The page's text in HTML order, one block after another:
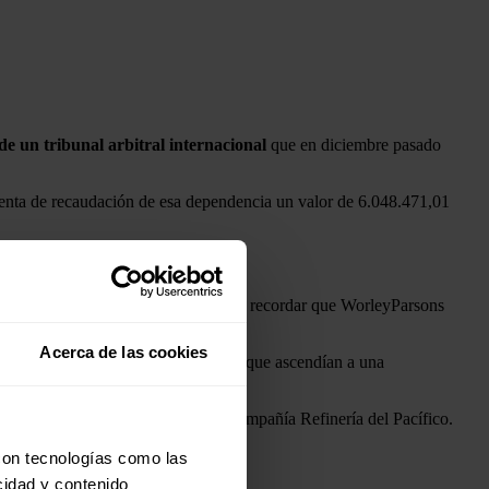
Acerca de las cookies
tecnologías como las
y contenido
un tribunal arbitral internacional que en diciembre pasado
de recaudación de esa dependencia un valor de 6.048.471,01
agregó la Procuraduría al recordar que WorleyParsons
de la firma estadounidense que ascendían a una
petrolera Petroecuador y con la compañía Refinería del Pacífico.
proceso.